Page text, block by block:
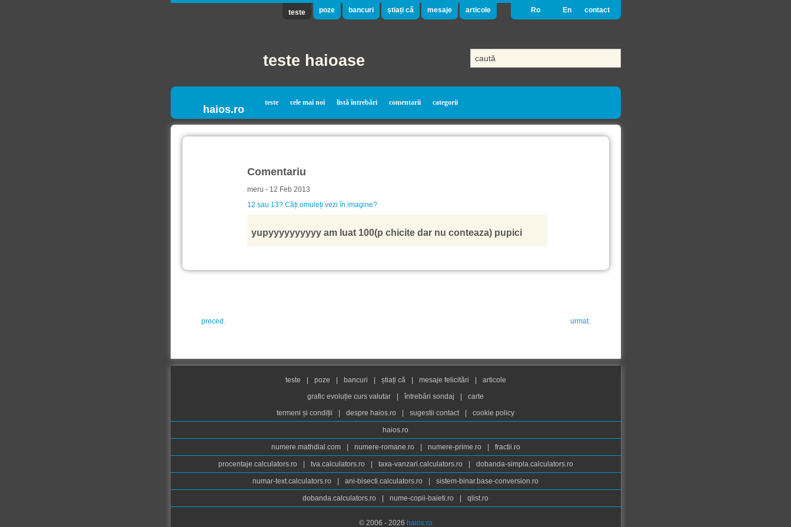
teste poze bancuri știați că mesaje articole Ro En contact
teste haioase
haios.ro
teste cele mai noi listă întrebări comentarii categorii
Comentariu
meru - 12 Feb 2013
12 sau 13? Căți omuleți vezi în imagine?
yupyyyyyyyyyy am luat 100(p chicite dar nu conteaza) pupici
preced. urmat.
teste poze bancuri știați că mesaje felicitări
articole
grafic evoluție curs valutar
întrebări sondaj
carte
termeni și condiții
despre haios.ro sugestii contact cookie policy
haios.ro
numere.mathdial.com numere-romane.ro numere-prime.ro fractii.ro
procentaje.calculators.ro tva.calculators.ro taxa-vanzari.calculators.ro dobanda-simpla.calculators.ro
numar-text.calculators.ro ani-bisecti.calculators.ro sistem-binar.base-conversion.ro
dobanda.calculators.ro nume-copii-baieti.ro qlist.ro
© 2006 - 2026 haios.ro